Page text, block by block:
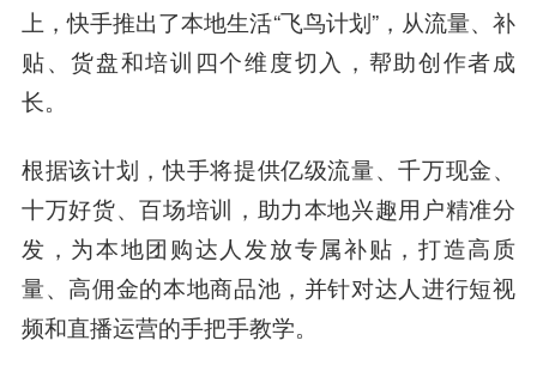
上，快手推出了本地生活“飞鸟计划”，从流量、补
贴、货盘和培训四个维度切入，帮助创作者成
长。
根据该计划，快手将提供亿级流量、千万现金、
十万好货、百场培训，助力本地兴趣用户精准分
发，为本地团购达人发放专属补贴，打造高质
量、高佣金的本地商品池，并针对达人进行短视
频和直播运营的手把手教学。